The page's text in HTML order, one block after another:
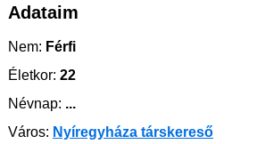
Adataim
Nem: Férfi
Életkor: 22
Névnap: ...
Város: Nyíregyháza társkereső